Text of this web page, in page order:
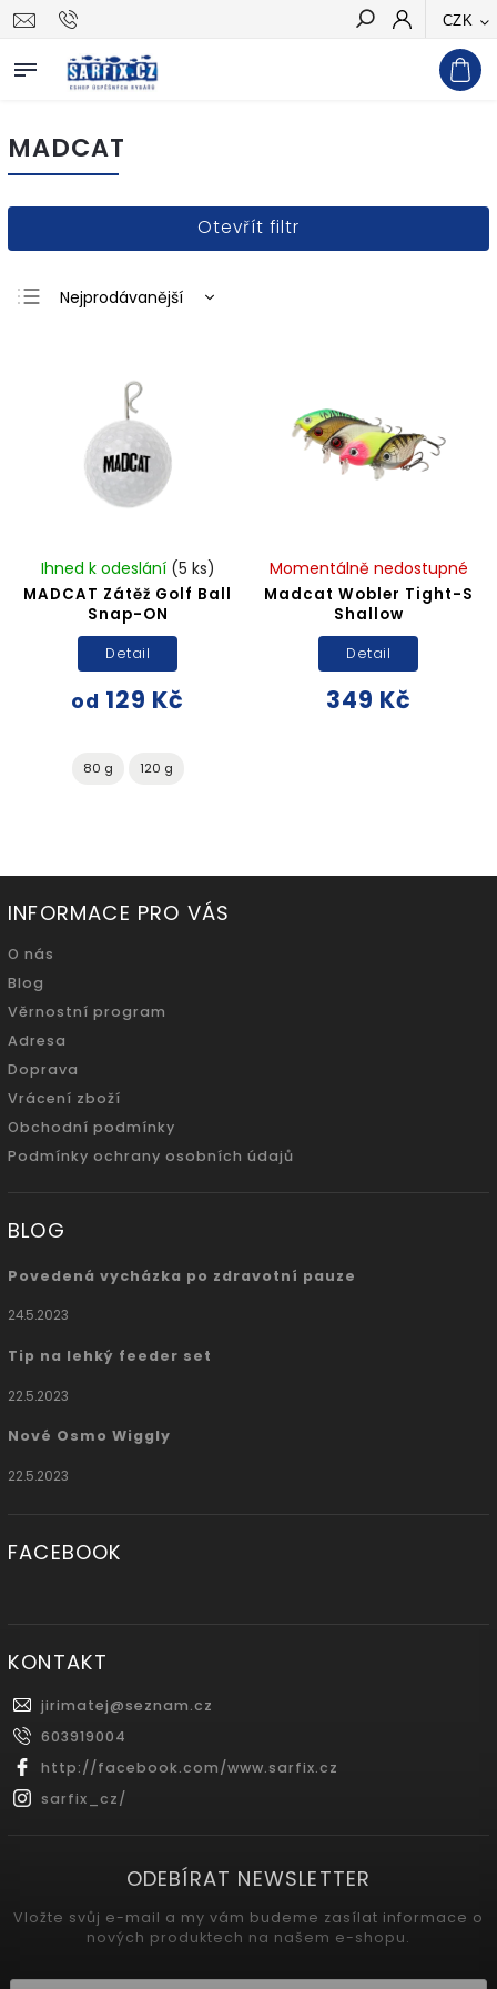
CZK
Hledat
MADCAT
Otevřít filtr
Nejprodávanější
Abecedně
MADCAT Zátěž Golf Ball
Snap-ON
Ihned k odeslání (5 ks)
od 129 Kč
Detail
80 g 120 g
Madcat Wobler Tight-S
Shallow
Momentálně nedostupné
349 Kč
Detail
INFORMACE PRO VÁS
O nás
Blog
Věrnostní program
Adresa
Doprava
Vrácení zboží
Obchodní podmínky
Podmínky ochrany osobních údajů
BLOG
Povedená vycházka po zdravotní pauze
24.5.2023
Tip na lehký feeder set
22.5.2023
Nové Osmo Wiggly
22.5.2023
FACEBOOK
KONTAKT
jirimatej@seznam.cz
603919004
http://facebook.com/www.sarfix.cz
sarfix_cz/
ODEBÍRAT NEWSLETTER
Vložte svůj e-mail a my vám budeme zasílat informace o
nových produktech na našem e-shopu.